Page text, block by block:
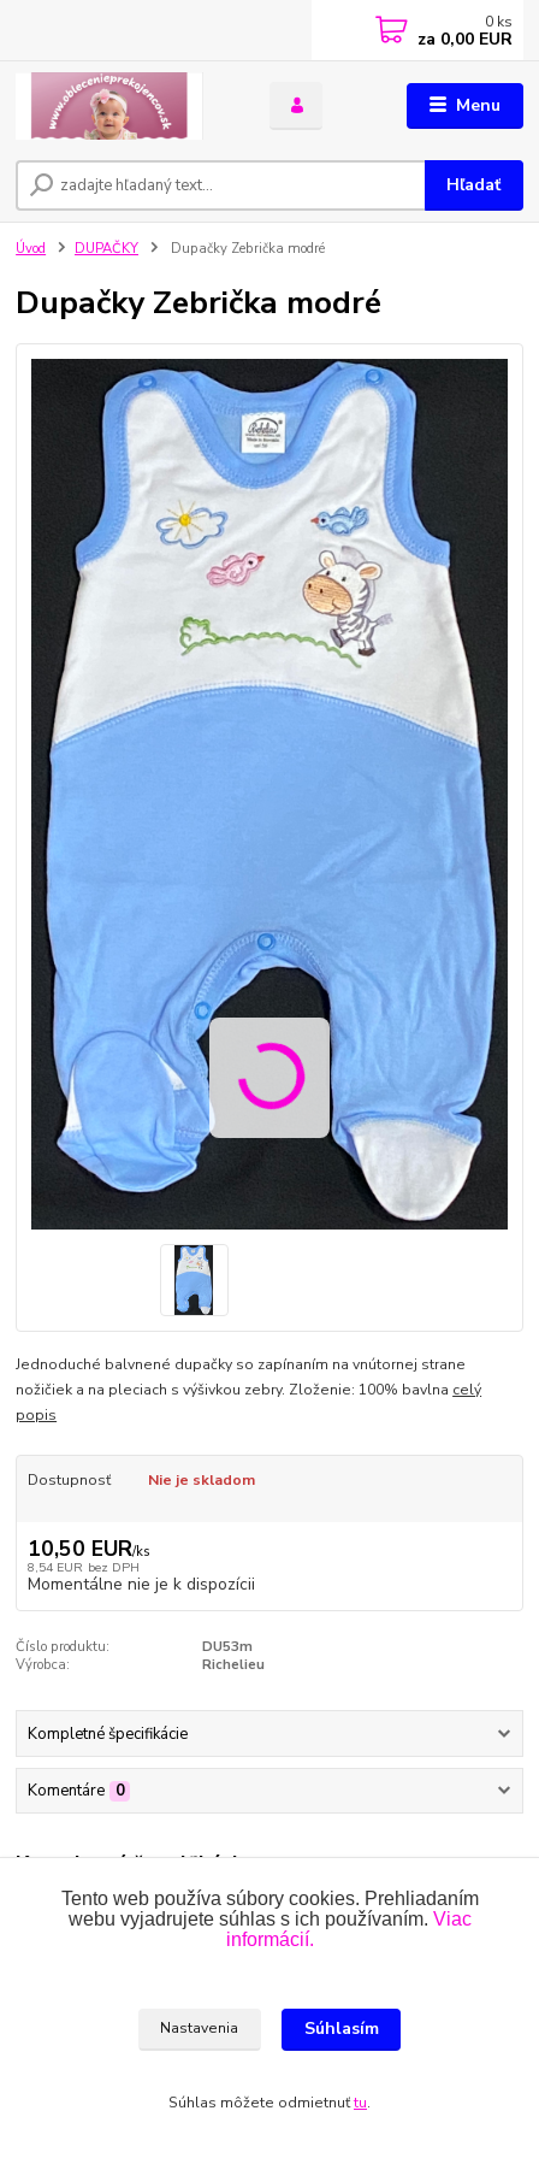
Menu
Hľadať
0 ks
za 0,00 EUR
Úvod DUPAČKY Dupačky Zebrička modré
Dupačky Zebrička modré
Jednoduché balvnené dupačky so zapínaním na vnútornej strane
nožičiek a na pleciach s výšivkou zebry. Zloženie: 100% bavlna celý
popis
Dostupnosť Nie je skladom
10,50 EUR/ks
8,54 EUR bez DPH
Momentálne nie je k dispozícii
Číslo produktu:
DU53m
Výrobca:
Richelieu
Kompletné špecifikácie
Komentáre 0
Kompletné špecifikácie
Jednoduché balvnené dupačky so zapínaním na
vnútornej strane nožičiek a na pleciach s
Tovar zaradený v kategóriách
Tento web používa súbory cookies. Prehliadaním
webu vyjadrujete súhlas s ich používaním. Viac
informácií.
Nastavenia Súhlasím
Súhlas môžete odmietnuťtu.